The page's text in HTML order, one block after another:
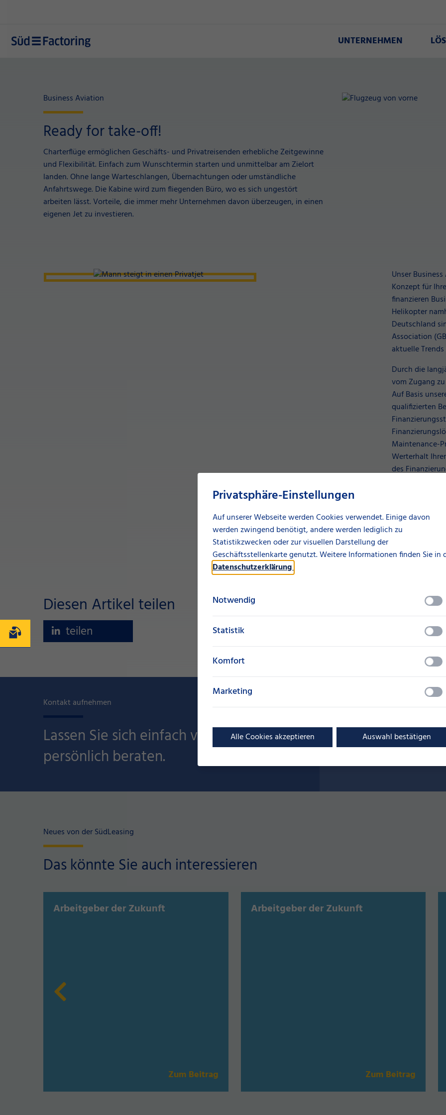
Privatsphäre-Einstellungen
Auf unserer Webseite werden Cookies verwendet. Einige davon
werden zwingend benötigt, andere werden lediglich zu
Statistikzwecken oder zur visuellen Darstellung der
Geschäftsstellenkarte genutzt. Weitere Informationen finden Sie in
Datenschutzerklärung
Notwendig
Statistik
Komfort
Marketing
Alle Cookies akzeptieren Auswahl bestätigen
UNTERNEHMEN
Kontakt
Business Aviation
Ready for take-off!
Charterflüge ermöglichen Geschäfts- und Privatreisenden erhebliche Zeitgewinne
und Flexibilität. Einfach zum Wunschtermin starten und unmittelbar am Zielort
landen. Ohne lange Warteschlangen, Übernachtungen oder umständliche
Anfahrtswege. Die Kabine wird zum fliegenden Büro, wo es sich ungestört
arbeiten lässt. Vorteile, die immer mehr Unternehmen davon überzeugen, in einen
eigenen Jet zu investieren.
Unser
Konzept für
finanzieren
Helikopter
Deutschland
Association
aktuelle
Durch die
vom Zugang
Auf Basis
qualifizierten
Maintenance-
Werterhalt
des
Formalitäten
Dank unseres
bringen wir
Diesen Artikel teilen
teilen
Kontakt aufnehmen
Lassen Sie sich einfach von uns
persönlich beraten.
Neues von der SüdLeasing
Das könnte Sie auch interessieren
Arbeitgeber der Zukunft
Zum Beitrag
Arbeitgeber der Zukunft
Zum Beitrag